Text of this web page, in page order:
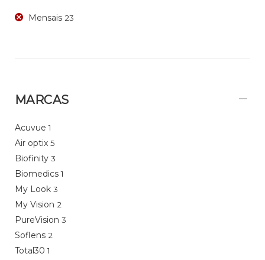
Mensais 23
MARCAS
Acuvue 1
Air optix 5
Biofinity 3
Biomedics 1
My Look 3
My Vision 2
PureVision 3
Soflens 2
Total30 1